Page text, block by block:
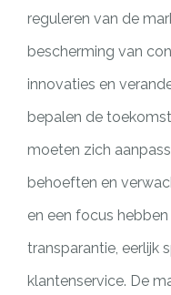
reguleren van de
bescherming van
innovaties en
bepalen de
moeten zich
behoeften en
en een focus
transparantie, eerlijk
klantenservice. De